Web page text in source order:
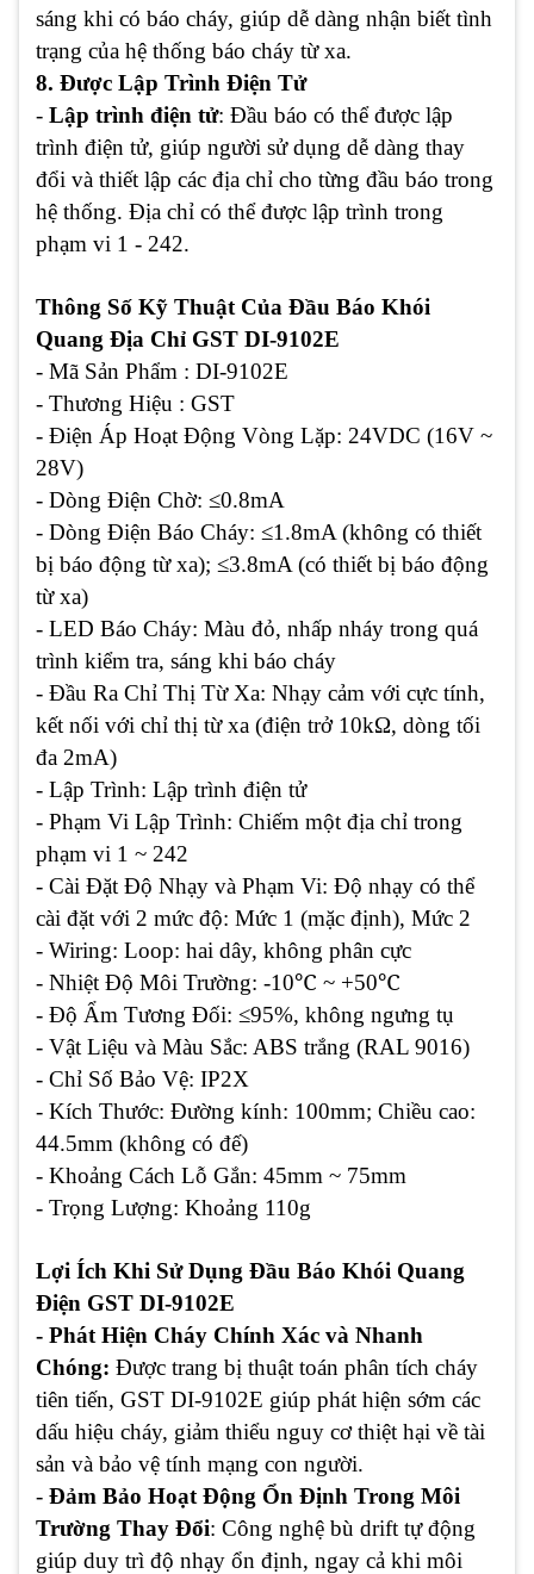
sáng khi có báo cháy, giúp dễ dàng nhận biết tình
trạng của hệ thống báo cháy từ xa.
8. Được Lập Trình Điện Tử
- Lập trình điện tử: Đầu báo có thể được lập
trình điện tử, giúp người sử dụng dễ dàng thay
đổi và thiết lập các địa chỉ cho từng đầu báo trong
hệ thống. Địa chỉ có thể được lập trình trong
phạm vi 1 - 242.
Thông Số Kỹ Thuật Của Đầu Báo Khói
Quang Địa Chỉ GST DI-9102E
- Mã Sản Phẩm : DI-9102E
- Thương Hiệu : GST
- Điện Áp Hoạt Động Vòng Lặp: 24VDC (16V ~
28V)
- Dòng Điện Chờ: ≤0.8mA
- Dòng Điện Báo Cháy: ≤1.8mA (không có thiết
bị báo động từ xa); ≤3.8mA (có thiết bị báo động
từ xa)
- LED Báo Cháy: Màu đỏ, nhấp nháy trong quá
trình kiểm tra, sáng khi báo cháy
- Đầu Ra Chỉ Thị Từ Xa: Nhạy cảm với cực tính,
kết nối với chỉ thị từ xa (điện trở 10kΩ, dòng tối
đa 2mA)
- Lập Trình: Lập trình điện tử
- Phạm Vi Lập Trình: Chiếm một địa chỉ trong
phạm vi 1 ~ 242
- Cài Đặt Độ Nhạy và Phạm Vi: Độ nhạy có thể
cài đặt với 2 mức độ: Mức 1 (mặc định), Mức 2
- Wiring: Loop: hai dây, không phân cực
- Nhiệt Độ Môi Trường: -10℃ ~ +50℃
- Độ Ẩm Tương Đối: ≤95%, không ngưng tụ
- Vật Liệu và Màu Sắc: ABS trắng (RAL 9016)
- Chỉ Số Bảo Vệ: IP2X
- Kích Thước: Đường kính: 100mm; Chiều cao:
44.5mm (không có đế)
- Khoảng Cách Lỗ Gắn: 45mm ~ 75mm
- Trọng Lượng: Khoảng 110g
Lợi Ích Khi Sử Dụng Đầu Báo Khói Quang
Điện GST DI-9102E
- Phát Hiện Cháy Chính Xác và Nhanh
Chóng: Được trang bị thuật toán phân tích cháy
tiên tiến, GST DI-9102E giúp phát hiện sớm các
dấu hiệu cháy, giảm thiểu nguy cơ thiệt hại về tài
sản và bảo vệ tính mạng con người.
- Đảm Bảo Hoạt Động Ổn Định Trong Môi
Trường Thay Đổi: Công nghệ bù drift tự động
giúp duy trì độ nhạy ổn định, ngay cả khi môi